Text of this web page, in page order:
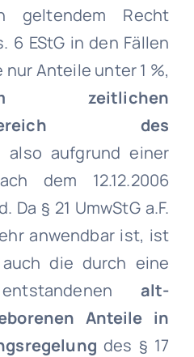
geltendem Recht
6 EStG in den Fällen
Anteile unter 1 %,
des
also aufgrund einer
dem 12.12.2006
§ 21 UmwStG a.F.
anwendbar ist, ist
die durch eine
alt-
Anteile in
des § 17